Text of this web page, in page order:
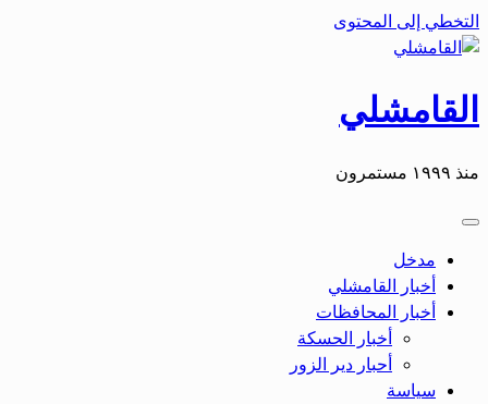
التخطي إلى المحتوى
القامشلي
منذ ١٩٩٩ مستمرون
مدخل
أخبار القامشلي
أخبار المحافظات
أخبار الحسكة
أحبار دير الزور
سياسة